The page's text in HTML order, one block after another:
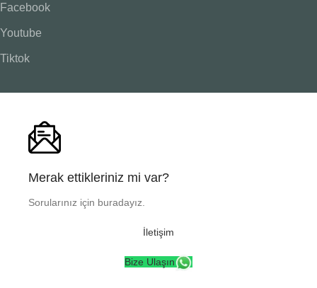
Facebook
Youtube
Tiktok
Merak ettikleriniz mi var?
Sorularınız için buradayız.
İletişim
Bize Ulaşın